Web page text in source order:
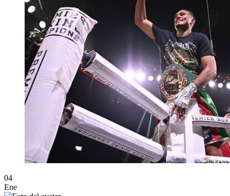
04
Ene